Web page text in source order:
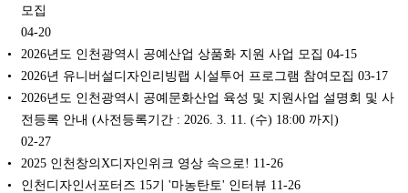
모집
04-20
2026년도 인천광역시 공예산업 상품화 지원 사업 모집 04-15
2026년 유니버설디자인리빙랩 시설투어 프로그램 참여모집 03-17
2026년도 인천광역시 공예문화산업 육성 및 지원사업 설명회 및 사
전등록 안내 (사전등록기간 : 2026. 3. 11. (수) 18:00 까지)
02-27
2025 인천창의X디자인위크 영상 속으로! 11-26
인천디자인서포터즈 15기 '마농탄토' 인터뷰 11-26